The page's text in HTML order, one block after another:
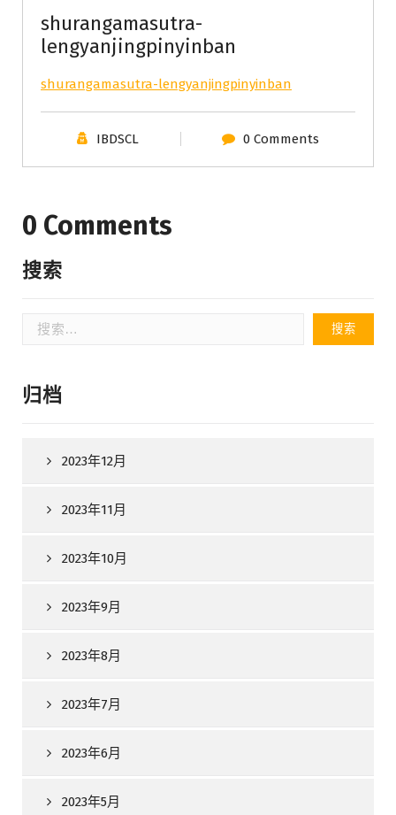
shurangamasutra-
lengyanjingpinyinban
shurangamasutra-lengyanjingpinyinban
IBDSCL 0 Comments
0 Comments
搜索
归档
2023年12月
2023年11月
2023年10月
2023年9月
2023年8月
2023年7月
2023年6月
2023年5月